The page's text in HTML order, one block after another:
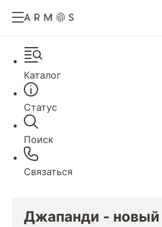
Каталог
Статус
Поиск
Связаться
Джапанди - новый